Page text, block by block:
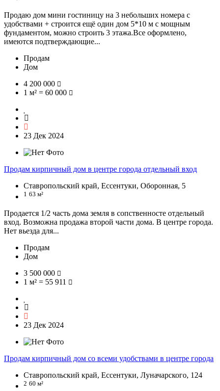
Продаю дом мини гостиницу на 3 небольших номера с
удобствами + строится ещё один дом 5*10 м с мощным
фундаментом, можно строить 3 этажа.Все оформлено,
имеются подтверждающие...
Продам
Дом
4 200 000
1 м² = 60 000
23 Дек 2024
Продам кирпичный дом в центре города отдельный вход
Ставропольский край, Ессентуки, Оборонная, 5
1 63 м²
Продается 1/2 часть дома земля в сопственносте отдельный
вход. Возможна продажа второй части дома. В центре города.
Нет вьезда для...
Продам
Дом
3 500 000
1 м² = 55 911
23 Дек 2024
Продам кирпичный дом со всеми удобствами в центре города
Ставропольский край, Ессентуки, Луначарского, 124
2 60 м²